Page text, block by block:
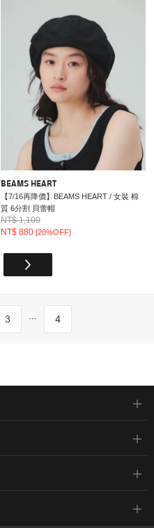
BEAMS HEART
【7/16再降價】BEAMS HEART / 女裝 棉
質 6分割 貝蕾帽
NT$ 1,100
NT$ 880[20%OFF]
3 ... 4